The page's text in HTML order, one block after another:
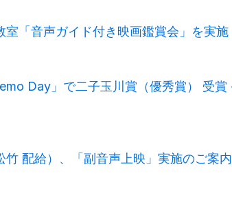
「音声ガイド付き映画鑑賞会」を実施
Day」で二子玉川賞（優秀賞） 受
配給）、「副音声上映」実施のご案内